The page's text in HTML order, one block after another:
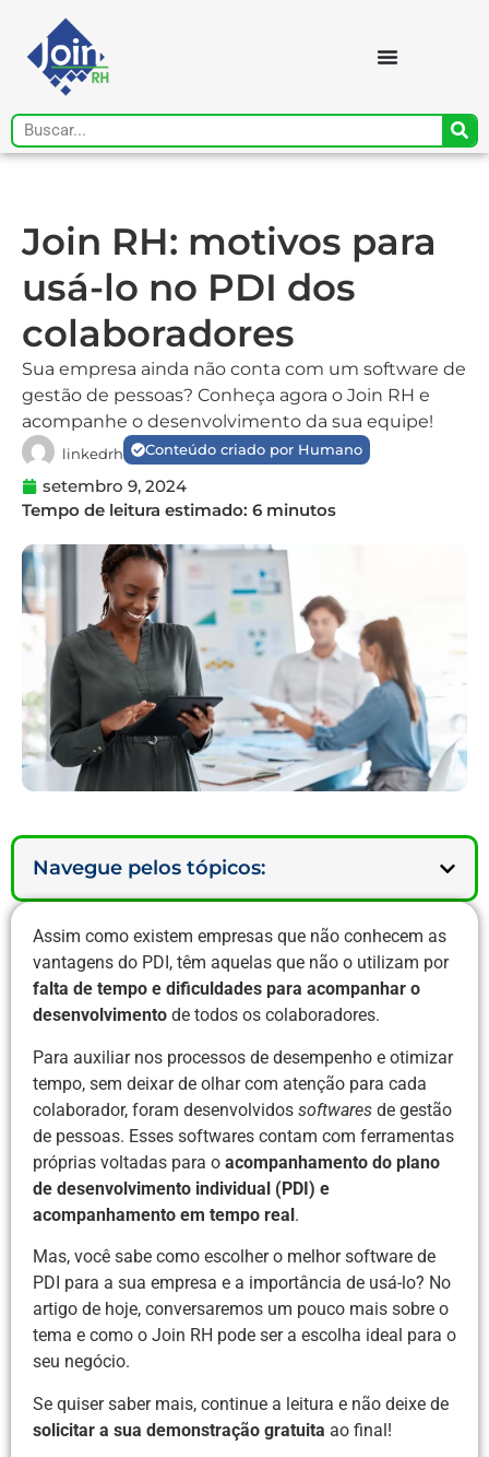
Join RH: motivos para
usá-lo no PDI dos
colaboradores
Sua empresa ainda não conta com um software de
gestão de pessoas? Conheça agora o Join RH e
acompanhe o desenvolvimento da sua equipe!
linkedrh Conteúdo criado por Humano
setembro 9, 2024
Navegue pelos tópicos:
Assim como existem empresas que não conhecem as
vantagens do PDI, têm aquelas que não o utilizam por
falta de tempo e dificuldades para acompanhar o
desenvolvimento de todos os colaboradores.
Para auxiliar nos processos de desempenho e otimizar
tempo, sem deixar de olhar com atenção para cada
colaborador, foram desenvolvidos softwares de gestão
de pessoas. Esses softwares contam com ferramentas
próprias voltadas para o acompanhamento do plano
de desenvolvimento individual (PDI) e
acompanhamento em tempo real.
Mas, você sabe como escolher o melhor software de
PDI para a sua empresa e a importância de usá-lo? No
artigo de hoje, conversaremos um pouco mais sobre o
tema e como o Join RH pode ser a escolha ideal para o
seu negócio.
Se quiser saber mais, continue a leitura e não deixe de
solicitar a sua demonstração gratuita ao final!